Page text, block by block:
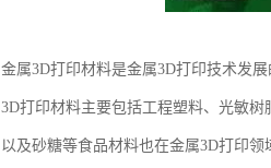
金属3D打印材料是金属3D打印技术发
3D打印材料主要包括工程塑料、光敏
以及砂糖等食品材料也在金属3D打印领